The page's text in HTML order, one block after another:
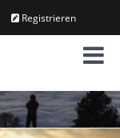
Registrieren
M
e
n
ü